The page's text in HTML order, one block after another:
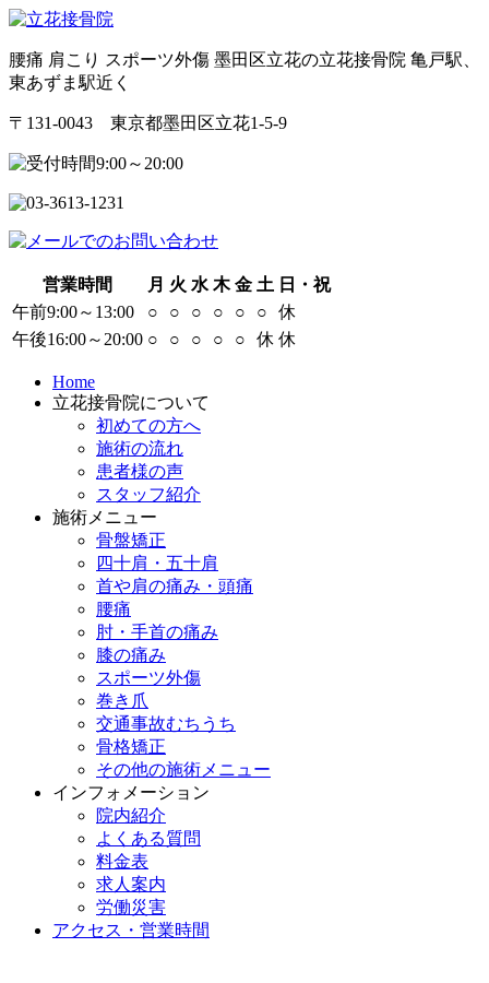
腰痛 肩こり スポーツ外傷 墨田区立花の立花接骨院 亀戸駅、
東あずま駅近く
〒131-0043 東京都墨田区立花1-5-9
営業時間 月 火 水 木 金 土 日・祝
午前9:00～13:00
○ ○ ○ ○ ○ ○
休
午後16:00～20:00 ○ ○ ○ ○ ○ 休 休
Home
立花接骨院について
初めての方へ
施術の流れ
患者様の声
スタッフ紹介
施術メニュー
骨盤矯正
四十肩・五十肩
首や肩の痛み・頭痛
腰痛
肘・手首の痛み
膝の痛み
スポーツ外傷
巻き爪
交通事故むちうち
骨格矯正
その他の施術メニュー
インフォメーション
院内紹介
よくある質問
料金表
求人案内
労働災害
アクセス・営業時間